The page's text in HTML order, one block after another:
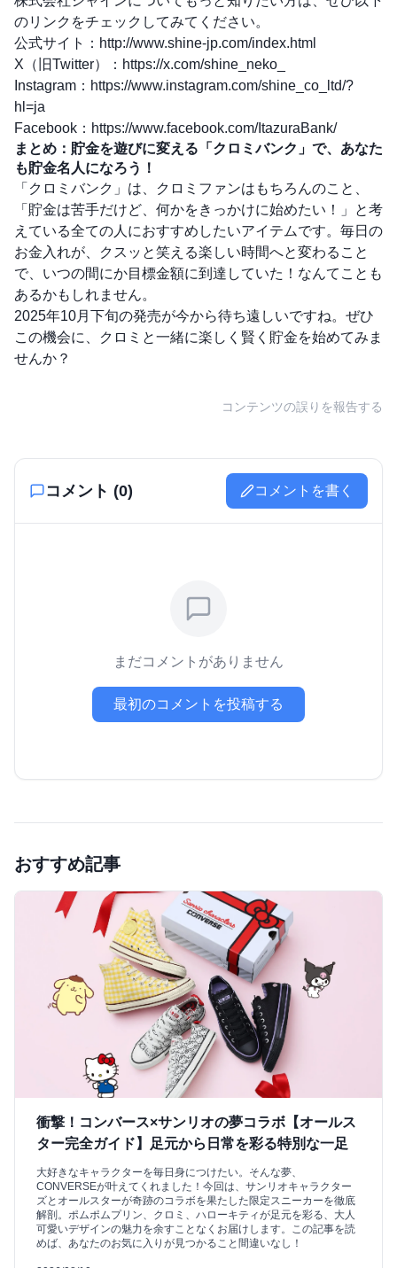
のリンクをチェックしてみてください。
公式サイト： http://www.shine-jp.com/index.html
X（旧Twitter）： https://x.com/shine_neko_
Instagram： https://www.instagram.com/shine_co_ltd/?
hl=ja
Facebook： https://www.facebook.com/ItazuraBank/
まとめ：貯金を遊びに変える「クロミバンク」で、あなた
も貯金名人になろう！
「クロミバンク」は、クロミファンはもちろんのこと、
「貯金は苦手だけど、何かをきっかけに始めたい！」と考
えている全ての人におすすめしたいアイテムです。毎日の
お金入れが、クスッと笑える楽しい時間へと変わること
で、いつの間にか目標金額に到達していた！なんてことも
あるかもしれません。
2025年10月下旬の発売が今から待ち遠しいですね。ぜひ
この機会に、クロミと一緒に楽しく賢く貯金を始めてみま
せんか？
コンテンツの誤りを報告する
コメント (0) コメントを書く
まだコメントがありません
最初のコメントを投稿する
おすすめ記事
衝撃！コンバース×サンリオの夢コラボ【オールス
ター完全ガイド】足元から日常を彩る特別な一足
大好きなキャラクターを毎日身につけたい。そんな夢、
CONVERSEが叶えてくれました！今回は、サンリオキャラクター
ズとオールスターが奇跡のコラボを果たした限定スニーカーを徹底
解剖。ポムポムプリン、クロミ、ハローキティが足元を彩る、大人
可愛いデザインの魅力を余すことなくお届けします。この記事を読
めば、あなたのお気に入りが見つかること間違いなし！